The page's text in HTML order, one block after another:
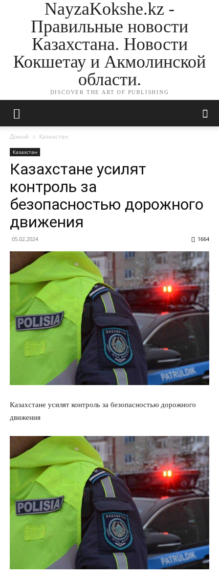
NayzaKokshe.kz -
Правильные новости
Казахстана. Новости
Кокшетау и Акмолинской
области.
DISCOVER THE ART OF PUBLISHING
Домой Казахстан
Казахстан
Казахстане усилят
контроль за
безопасностью дорожного
движения
05.02.2024 1664
Казахстане усилят контроль за безопасностью дорожного
движения